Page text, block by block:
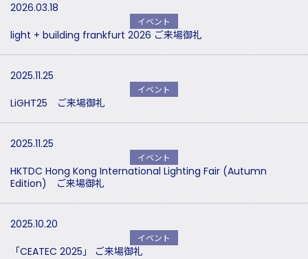
2026.03.18
イベント
light + building frankfurt 2026 ご来場御礼
2025.11.25
イベント
LiGHT25 ご来場御礼
2025.11.25
イベント
HKTDC Hong Kong International Lighting Fair (Autumn
Edition) ご来場御礼
2025.10.20
イベント
「CEATEC 2025」 ご来場御礼